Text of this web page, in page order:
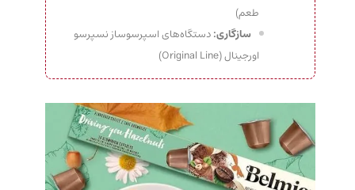
طعم)
سازگاری:دستگاه‌های اسپرسوساز نسپرسو
اورجینال (Original Line)